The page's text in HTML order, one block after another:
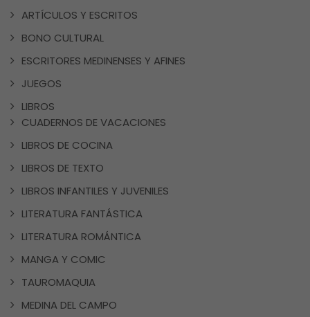
ARTÍCULOS Y ESCRITOS
BONO CULTURAL
ESCRITORES MEDINENSES Y AFINES
JUEGOS
LIBROS
CUADERNOS DE VACACIONES
LIBROS DE COCINA
LIBROS DE TEXTO
LIBROS INFANTILES Y JUVENILES
LITERATURA FANTÁSTICA
LITERATURA ROMÁNTICA
MANGA Y COMIC
TAUROMAQUIA
MEDINA DEL CAMPO